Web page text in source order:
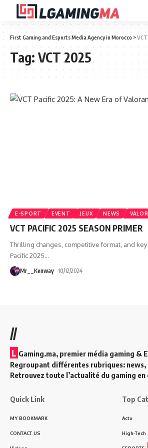
First Gaming and Esports Media Agency in Morocco >
Tag: VCT 2025
E-SPORT EVENT JEUX NEWS
VCT PACIFIC 2025 SEASON PRIMER
Thrilling changes, competitive format, and key
Pacific 2025…
Mr__Kenway 10/12/2024
//
L Gaming.ma, premier média gaming &
Regroupant différentes rubriques:
Retrouvez toute l’actualité du gaming en
Quick Link
MY BOOKMARK
CONTACT US
Top
Actu
High-Tech